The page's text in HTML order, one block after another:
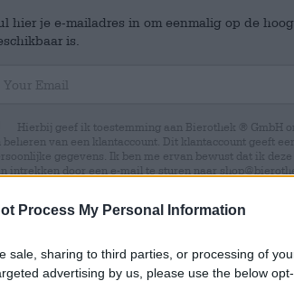
Process My Personal Information
sale, sharing to third parties, or processing of
advertising by us, please use the below
hier je e-mailadres in om eenmalig op de
is.
Hierbij geef ik toestemming aan Bierothek ® GmbH
beheren van een klantaccount. Dit klantaccount geeft
gegevens. Ik ben me ervan bewust dat ik
intrekken door een e-mail te sturen naar
geen invloed heeft op de rechtmatigheid